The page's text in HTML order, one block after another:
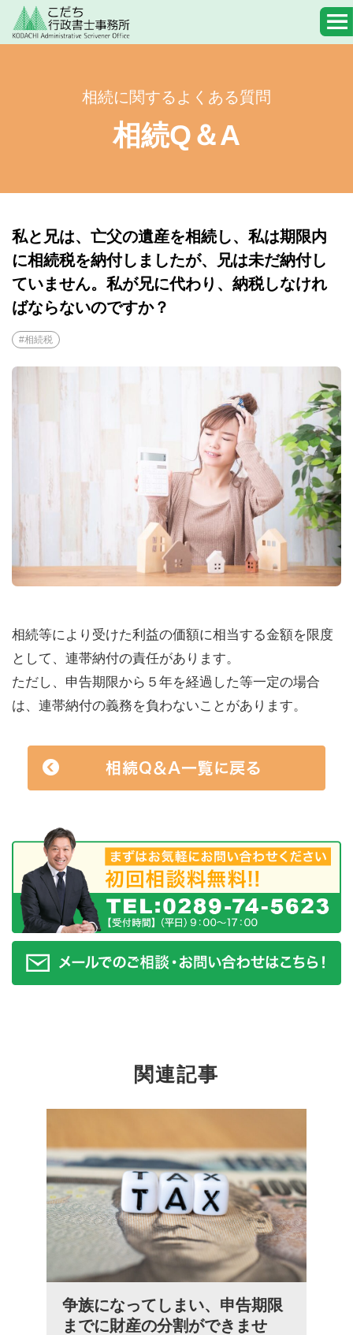
相続に関するよくある質問
相続Q＆A
私と兄は、亡父の遺産を相続し、私は期限内
に相続税を納付しましたが、兄は未だ納付し
ていません。私が兄に代わり、納税しなけれ
ばならないのですか？
#相続税
相続等により受けた利益の価額に相当する金額を限度
として、連帯納付の責任があります。
ただし、申告期限から５年を経過した等一定の場合
は、連帯納付の義務を負わないことがあります。
関連記事
争族になってしまい、申告期限
までに財産の分割ができませ